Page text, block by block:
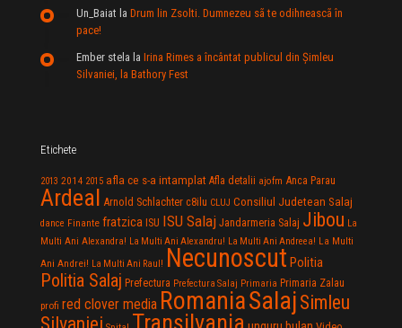
Un_Baiat la Drum lin Zsolti. Dumnezeu sã te odihneascã în
pace!
Ember stela la Irina Rimes a încântat publicul din Şimleu
Silvaniei, la Bathory Fest
Etichete
2013 2014 2015 afla ce s-a intamplat Afla detalii ajofm Anca Parau
Ardeal Arnold Schlachter c8ilu CLUJ Consiliul Judetean Salaj
dance Finante fratzica ISU ISU Salaj Jandarmeria Salaj Jibou La
Multi Ani Alexandra! La Multi Ani Alexandru! La Multi Ani Andreea! La Multi
Ani Andrei! La Multi Ani Raul! Necunoscut Politia
Politia Salaj Prefectura Prefectura Salaj Primaria Primaria Zalau
profi red clover media RomaniaSalaj Simleu